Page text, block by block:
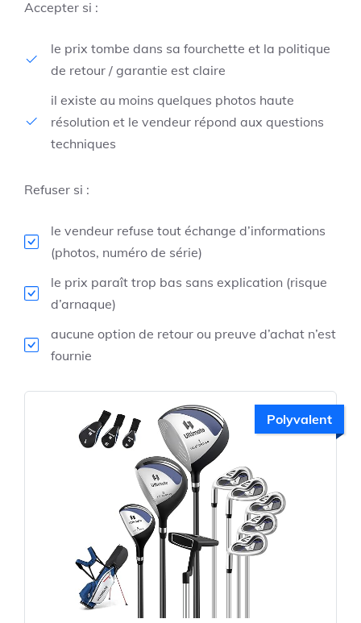
Accepter si :
le prix tombe dans sa fourchette et la politique
de retour / garantie est claire
il existe au moins quelques photos haute
résolution et le vendeur répond aux questions
techniques
Refuser si :
le vendeur refuse tout échange d’informations
(photos, numéro de série)
le prix paraît trop bas sans explication (risque
d’arnaque)
aucune option de retour ou preuve d’achat n’est
fournie
Polyvalent